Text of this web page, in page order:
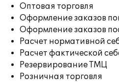
Оптовая торговля
Оформление заказов
Оформление заказов
Расчет нормативной
Расчет фактической
Резервирование ТМЦ
Розничная торговля